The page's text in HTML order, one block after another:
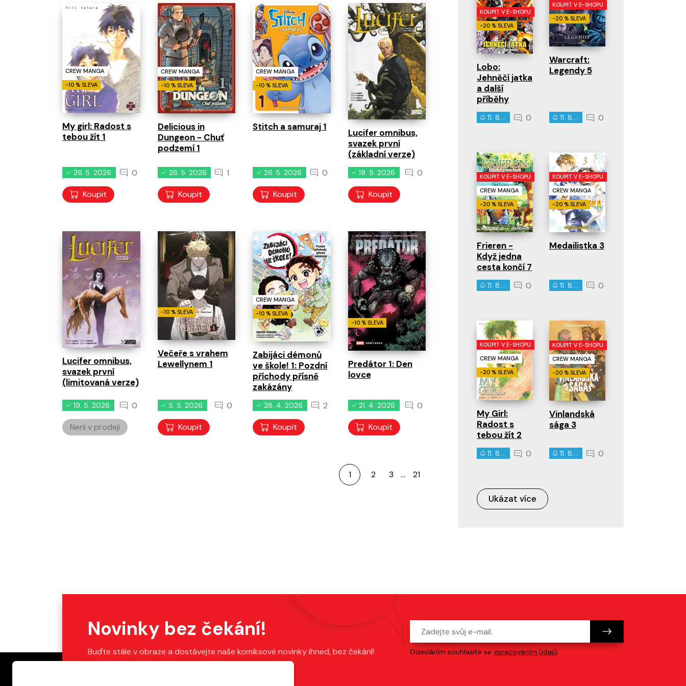
CREW MANGA
-10 % SLEVA
My girl: Radost s
tebou žít 1
26. 5. 2026
0
Koupit
CREW MANGA
-10 % SLEVA
Delicious in
Dungeon - Chuť
podzemí 1
26. 5. 2026
1
Koupit
CREW MANGA
-10 % SLEVA
Stitch a samuraj 1
26. 5. 2026
0
Koupit
Lucifer omnibus,
svazek první
(základní verze)
19. 5. 2026
0
Koupit
Lucifer omnibus,
svazek první
(limitovaná verze)
19. 5. 2026
0
Není v prodeji
-10 % SLEVA
Večeře s vrahem
Lewellynem 1
5. 5. 2026
0
Koupit
CREW MANGA
-10 % SLEVA
Zabijáci démonů
ve škole! 1: Pozdní
příchody přísně
zakázány
28. 4. 2026
2
Koupit
-10 % SLEVA
Predátor 1: Den
lovce
21. 4. 2026
0
Koupit
1 2 3 … 21
KOUPIT V E-SHOPU
-20 % SLEVA
Lobo:
Jehněčí jatka
a další
příběhy
11. 8. 2026 0
KOUPIT V E-SHOPU
-20 % SLEVA
Warcraft:
Legendy 5
11. 8. 2026 0
KOUPIT V E-SHOPU
CREW MANGA
-20 % SLEVA
Frieren -
Když jedna
cesta končí 7
11. 8. 2026 0
KOUPIT V E-SHOPU
CREW MANGA
-20 % SLEVA
Medailistka 3
11. 8. 2026 0
KOUPIT V E-SHOPU
CREW MANGA
-20 % SLEVA
My Girl:
Radost s
tebou žít 2
11. 8. 2026 0
KOUPIT V E-SHOPU
CREW MANGA
-20 % SLEVA
Vinlandská
sága 3
11. 8. 2026 0
Ukázat více
Novinky bez čekání!
Buďte stále v obraze a dostávejte naše komiksové novinky ihned, bez čekání!
Stačí vyplnit váš e-mail.
Odesláním souhlasíte se zpracováním údajů.